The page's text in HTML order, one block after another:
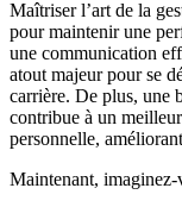
Maîtriser l’art de la
pour maintenir une
une communication
atout majeur pour se
carrière. De plus, une
contribue à un
personnelle,
Maintenant, imaginez-